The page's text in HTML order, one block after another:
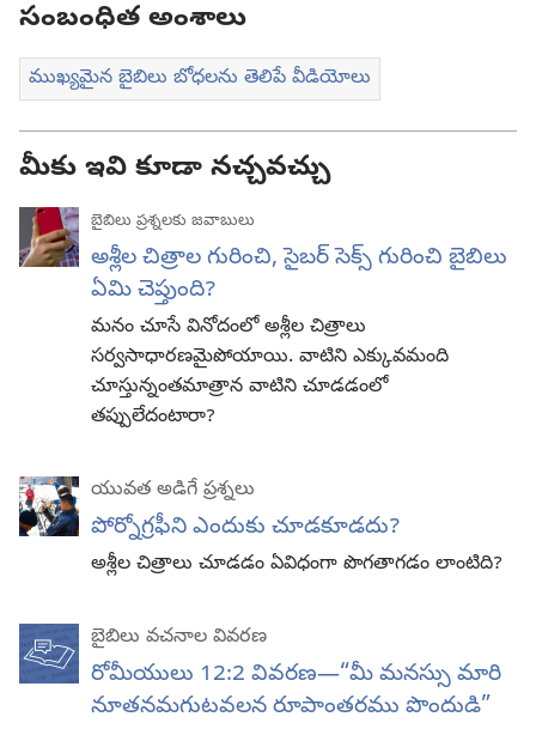
సంబంధిత అంశాలు
ముఖ్యమైన బైబిలు బోధలను తెలిపే వీడియోలు
మీకు ఇవి కూడా నచ్చవచ్చు
బైబిలు ప్రశ్నలకు జవాబులు
అశ్లీల చిత్రాల గురించి, సైబర్‌ సెక్స్‌ గురించి బైబిలు
ఏమి చెప్తుంది?
మనం చూసే వినోదంలో అశ్లీల చిత్రాలు
సర్వసాధారణమైపోయాయి. వాటిని ఎక్కువమంది
చూస్తున్నంతమాత్రాన వాటిని చూడడంలో
తప్పులేదంటారా?
యువత అడిగే ప్రశ్నలు
పోర్నోగ్రఫీని ఎందుకు చూడకూడదు?
అశ్లీల చిత్రాలు చూడడం ఏవిధంగా పొగతాగడం లాంటిది?
బైబిలు వచనాల వివరణ
రోమీయులు 12:2 వివరణ​—“మీ మనస్సు మారి
నూతనమగుటవలన రూపాంతరము పొందుడి”